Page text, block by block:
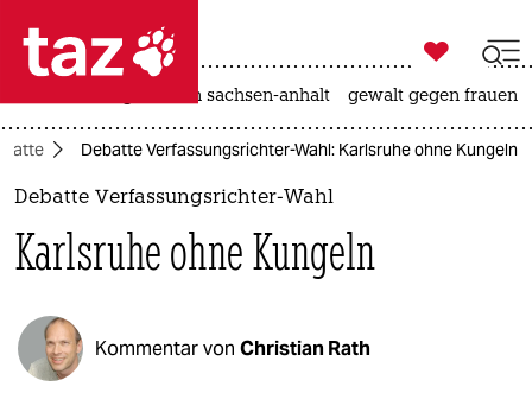
 taz zahl ich
taz zahl ich
politik
öko
gesellschaft

taz zahl ich
landtagswahl in sachsen-anhalt gewalt gegen frauen
Debatte Verfassungsrichter-Wahl: Karlsruhe ohne Kungeln
Debatte Verfassungsrichter-Wahl
Karlsruhe ohne Kungeln
Kommentar von Christian Rath